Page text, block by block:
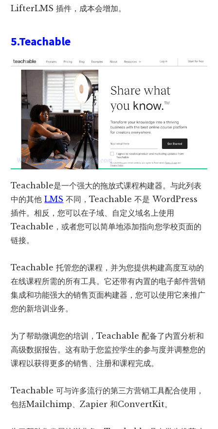
LifterLMS 插件，成本会增加。
5.Teachable
Teachable是一个强大的拖放式课程构建器。与此列表
中的其他LMS 不同，Teachable 不是 WordPress
插件。相反，您可以在子域、自定义域名上使用
Teachable，或者您可以简单地添加指向您学校页面的
链接。
Teachable 托管您的课程，并为您提供构建高度互动的
在线课程所需的所有工具。它还带有内置的电子邮件营销
集成和功能强大的销售页面构建器，您可以使用它来推广
您的新培训业务。
为了帮助微调您的培训，Teachable 配备了内置分析和
高级数据报告。这有助于您监控学生的参与度并调整您的
课程以获得更多的销售、注册和课程完成。
Teachable 可与许多流行的第三方营销工具配合使用，
包括Mailchimp、Zapier 和ConvertKit。